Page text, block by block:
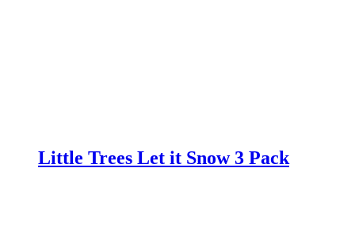
Little Trees Let it Snow 3 Pack